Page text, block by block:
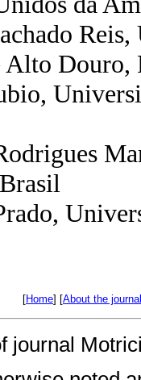
Reis,
Alto Douro,
[Home] [About the journal
journal